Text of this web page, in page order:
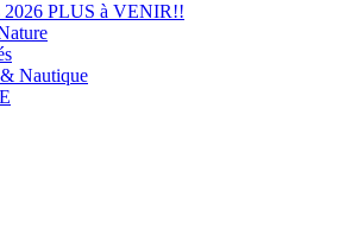
2026 PLUS à VENIR!!
Nautique